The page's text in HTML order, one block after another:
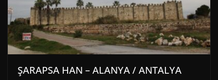
ŞARAPSA HAN – ALANYA / ANTALYA